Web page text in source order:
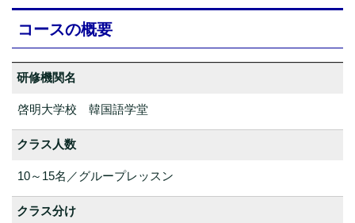
コースの概要
研修機関名
啓明大学校 韓国語学堂
クラス人数
10～15名／グループレッスン
クラス分け